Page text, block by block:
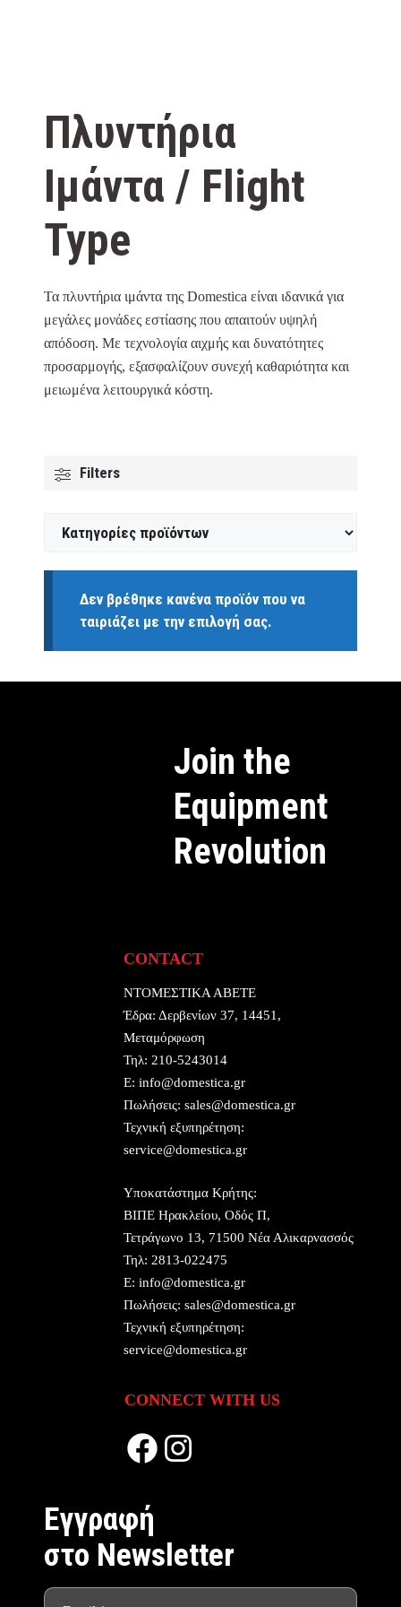
Δεν βρέθηκε κανένα προϊόν που να
ταιριάζει με την επιλογή σας.
Πλυντήρια
Ιμάντα / Flight
Type
Τα πλυντήρια ιμάντα της Domestica είναι ιδανικά για
μεγάλες μονάδες εστίασης που απαιτούν υψηλή
απόδοση. Με τεχνολογία αιχμής και δυνατότητες
προσαρμογής, εξασφαλίζουν συνεχή καθαριότητα και
μειωμένα λειτουργικά κόστη.
Filters
Join the
Equipment
Revolution
CONTACT
ΝΤΟΜΕΣΤΙΚΑ ΑΒΕΤΕ
Έδρα: Δερβενίων 37, 14451,
Μεταμόρφωση
Τηλ: 210-5243014
E: info@domestica.gr
Πωλήσεις: sales@domestica.gr
Τεχνική εξυπηρέτηση:
service@domestica.gr
Υποκατάστημα Κρήτης:
ΒΙΠΕ Ηρακλείου, Οδός Π,
Τετράγωνο 13, 71500 Νέα Αλικαρνασσός
Τηλ: 2813-022475
E: info@domestica.gr
Πωλήσεις: sales@domestica.gr
Τεχνική εξυπηρέτηση:
service@domestica.gr
CONNECT WITH US
FacebookInstagram
Eγγραφή
στο Newsletter